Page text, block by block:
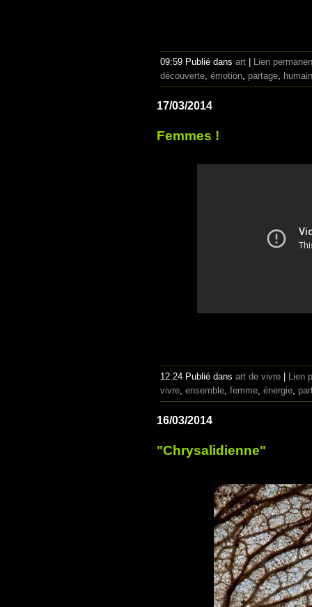
09:59 Publié dans art
Lien
découverte, émotion, partage, humain
17/03/2014
Femmes !
12:24 Publié dans art de vivre
Lien
vivre, ensemble, femme, énergie,
16/03/2014
"Chrysalidienne"